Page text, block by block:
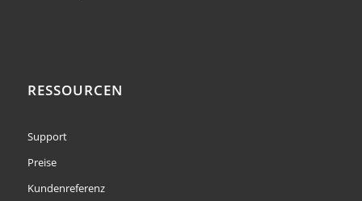
RESSOURCEN
Support
Preise
Kundenreferenz